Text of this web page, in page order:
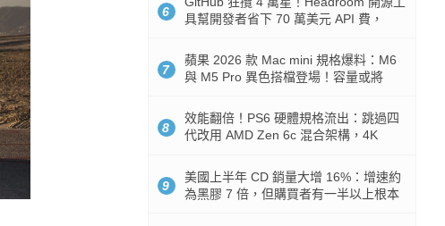
6
具幫開發者省下 70 萬美元 API 費，
7
蘋果 2026 款 Mac mini 規格爆料：M6
與 M5 Pro 異色搭檔登場！容量或將
8
效能翻倍！PS6 硬體規格流出：跳過四
代改用 AMD Zen 6c 混合架構，4K
9
美國上半年 CD 銷量大增 16%：增速約
為黑膠 7 倍，但購買者有一半以上根本